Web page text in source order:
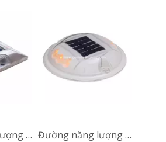
Đường năng lượng mặt trời Đường năng lượng mặt trời